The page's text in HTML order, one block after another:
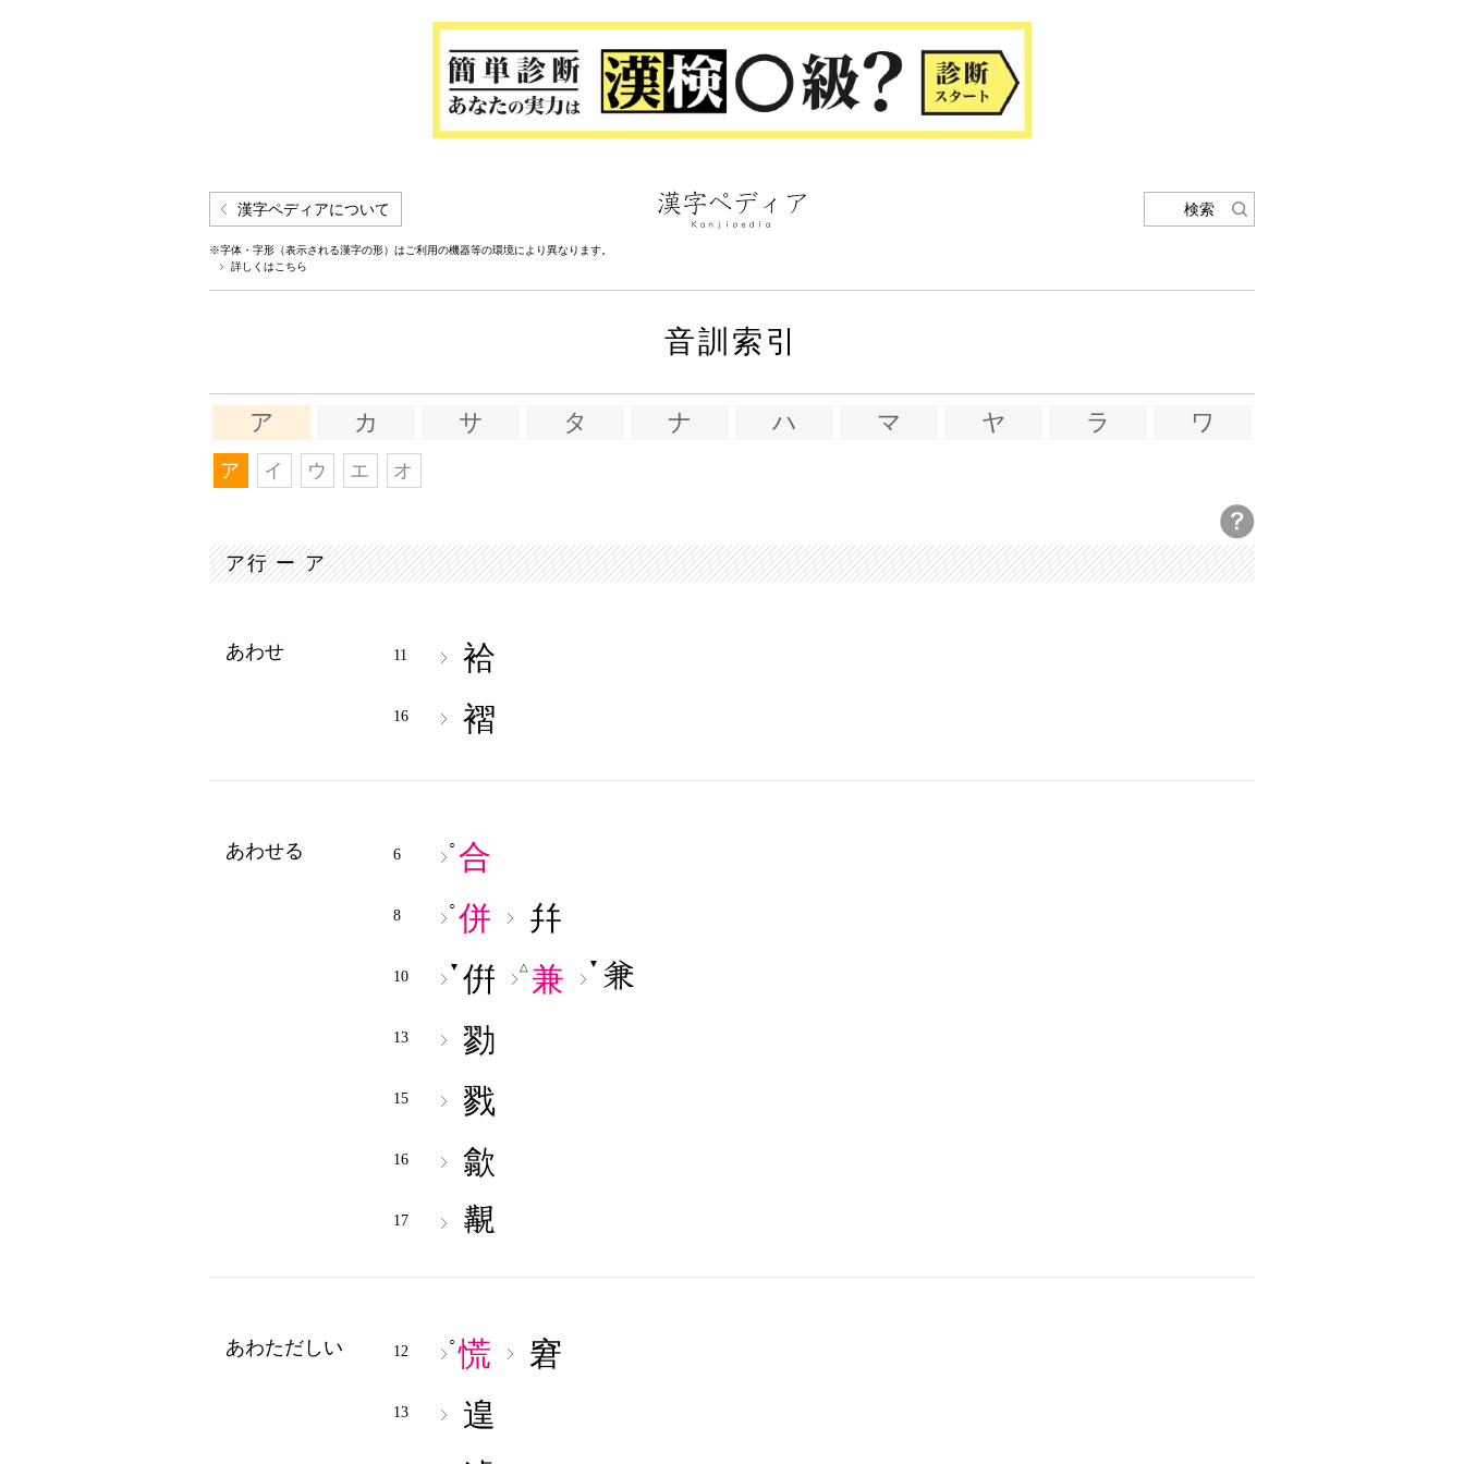
漢字ペディアについて
※字体・字形（表示される漢字の形）はご利用の機器等の環境により異なります。
詳しくはこちら
検索
音訓索引
ア カ サ タ ナ ハ マ ヤ ラ ワ
ア イ ウ エ オ
ア行 ー ア
あわせ 11 袷
16 褶
あわせる 6
○ 合
8
○ 併 幷
10
▼ 倂 △ 兼 ▼
13 勠
15 戮
16 歙
17
あわただしい 12
○ 慌 窘
13 遑